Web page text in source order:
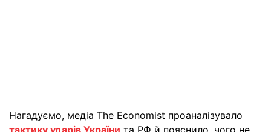
Нагадуємо, медіа The Economist проаналізувало
тактику ударів України та РФ й пояснило, чого не